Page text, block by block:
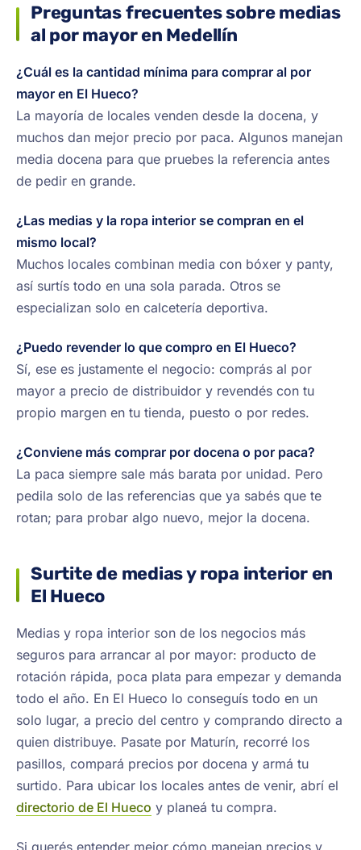
Preguntas frecuentes sobre medias
al por mayor en Medellín
¿Cuál es la cantidad mínima para comprar al por
mayor en El Hueco?
La mayoría de locales venden desde la docena, y
muchos dan mejor precio por paca. Algunos manejan
media docena para que pruebes la referencia antes
de pedir en grande.
¿Las medias y la ropa interior se compran en el
mismo local?
Muchos locales combinan media con bóxer y panty,
así surtís todo en una sola parada. Otros se
especializan solo en calcetería deportiva.
¿Puedo revender lo que compro en El Hueco?
Sí, ese es justamente el negocio: comprás al por
mayor a precio de distribuidor y revendés con tu
propio margen en tu tienda, puesto o por redes.
¿Conviene más comprar por docena o por paca?
La paca siempre sale más barata por unidad. Pero
pedila solo de las referencias que ya sabés que te
rotan; para probar algo nuevo, mejor la docena.
Surtite de medias y ropa interior en
El Hueco
Medias y ropa interior son de los negocios más
seguros para arrancar al por mayor: producto de
rotación rápida, poca plata para empezar y demanda
todo el año. En El Hueco lo conseguís todo en un
solo lugar, a precio del centro y comprando directo a
quien distribuye. Pasate por Maturín, recorré los
pasillos, compará precios por docena y armá tu
surtido. Para ubicar los locales antes de venir, abrí el
directorio de El Hueco y planeá tu compra.
Si querés entender mejor cómo manejan precios y